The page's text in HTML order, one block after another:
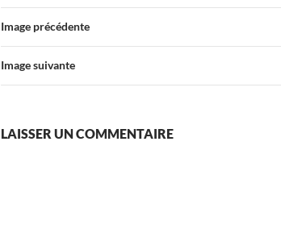
Image précédente
Image suivante
LAISSER UN COMMENTAIRE